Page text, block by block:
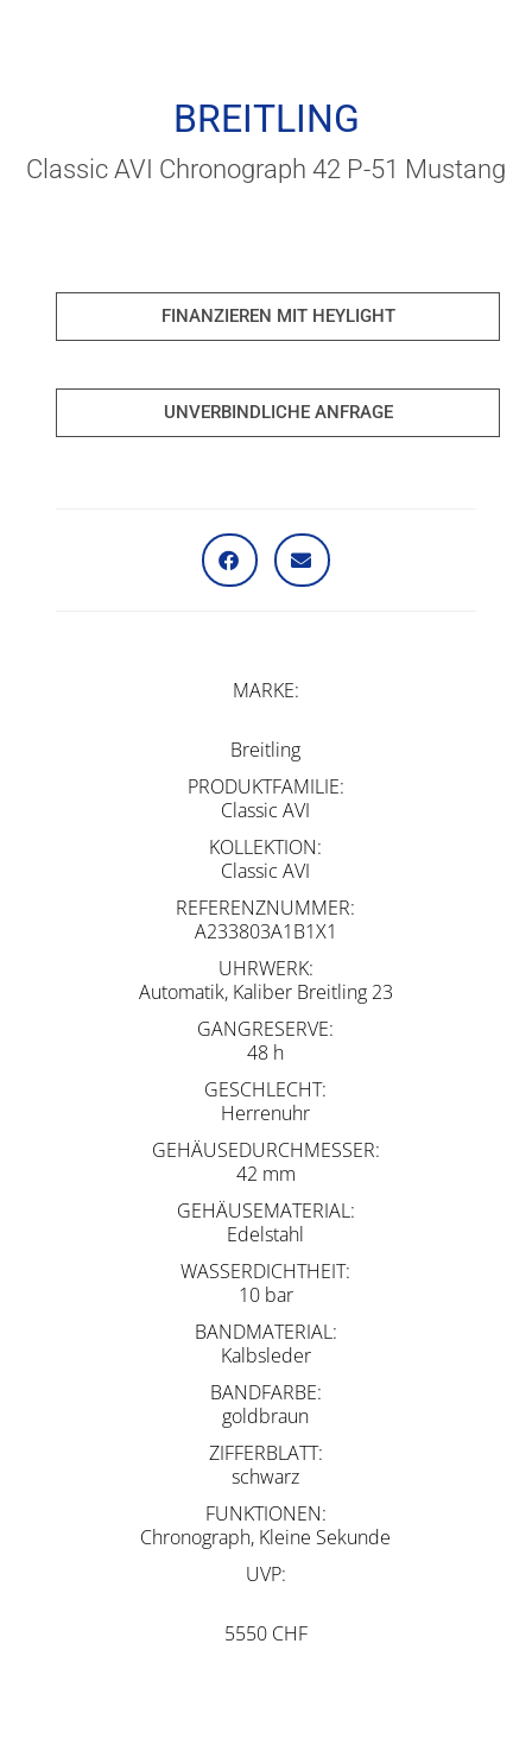
BREITLING
Classic AVI Chronograph 42 P-51 Mustang
FINANZIEREN MIT HEYLIGHT
UNVERBINDLICHE ANFRAGE
MARKE
Breitling
PRODUKTFAMILIE
Classic AVI
KOLLEKTION
Classic AVI
REFERENZNUMMER
A233803A1B1X1
UHRWERK
Automatik, Kaliber Breitling 23
GANGRESERVE
48 h
GESCHLECHT
Herrenuhr
GEHÄUSEDURCHMESSER
42 mm
GEHÄUSEMATERIAL
Edelstahl
WASSERDICHTHEIT
10 bar
BANDMATERIAL
Kalbsleder
BANDFARBE
goldbraun
ZIFFERBLATT
schwarz
FUNKTIONEN
Chronograph, Kleine Sekunde
UVP
5550 CHF